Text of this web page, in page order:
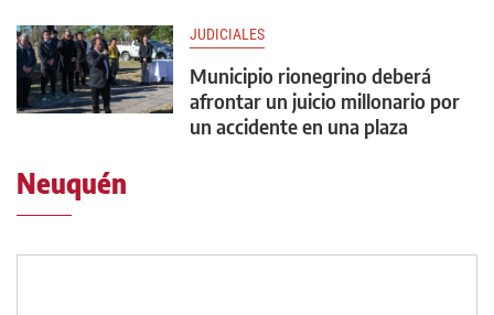
JUDICIALES
Municipio rionegrino deberá
afrontar un juicio millonario por
un accidente en una plaza
Neuquén